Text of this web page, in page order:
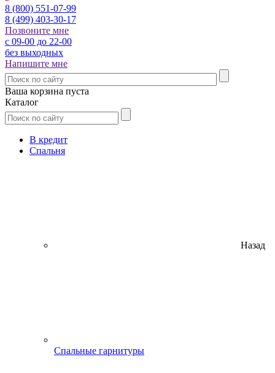
8 (800) 551-07-99
8 (499) 403-30-17
Позвоните мне
с 09-00 до 22-00
без выходных
Напишите мне
Ваша корзина пуста
Каталог
В кредит
Спальня
Назад
Спальные гарнитуры